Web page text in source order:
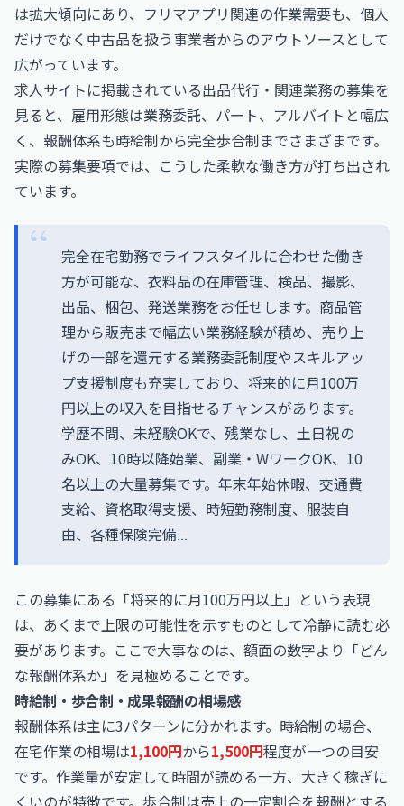
は拡大傾向にあり、フリマアプリ関連の作業需要も、個人
だけでなく中古品を扱う事業者からのアウトソースとして
広がっています。
求人サイトに掲載されている出品代行・関連業務の募集を
見ると、雇用形態は業務委託、パート、アルバイトと幅広
く、報酬体系も時給制から完全歩合制までさまざまです。
実際の募集要項では、こうした柔軟な働き方が打ち出され
ています。
完全在宅勤務でライフスタイルに合わせた働き
方が可能な、衣料品の在庫管理、検品、撮影、
出品、梱包、発送業務をお任せします。商品管
理から販売まで幅広い業務経験が積め、売り上
げの一部を還元する業務委託制度やスキルアッ
プ支援制度も充実しており、将来的に月100万
円以上の収入を目指せるチャンスがあります。
学歴不問、未経験OKで、残業なし、土日祝の
みOK、10時以降始業、副業・WワークOK、10
名以上の大量募集です。年末年始休暇、交通費
支給、資格取得支援、時短勤務制度、服装自
由、各種保険完備...
この募集にある「将来的に月100万円以上」という表現
は、あくまで上限の可能性を示すものとして冷静に読む必
要があります。ここで大事なのは、額面の数字より「どん
な報酬体系か」を見極めることです。
時給制・歩合制・成果報酬の相場感
報酬体系は主に3パターンに分かれます。時給制の場合、
在宅作業の相場は1,100円から1,500円程度が一つの目安
です。作業量が安定して時間が読める一方、大きく稼ぎに
くいのが特徴です。歩合制は売上の一定割合を報酬とする